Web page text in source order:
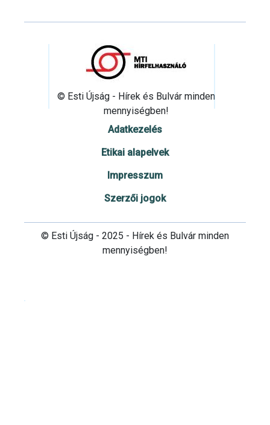
© Esti Újság - Hírek és Bulvár minden
mennyiségben!
Adatkezelés
Etikai alapelvek
Impresszum
Szerzői jogok
© Esti Újság - 2025 - Hírek és Bulvár minden
mennyiségben!